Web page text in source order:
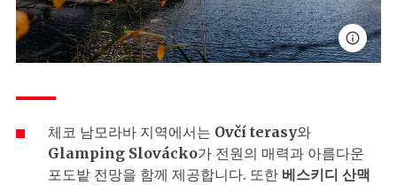
체코 남모라바 지역에서는 Ovčí terasy와
Glamping Slovácko가 전원의 매력과 아름다운
포도밭 전망을 함께 제공합니다. 또한 베스키디 산맥